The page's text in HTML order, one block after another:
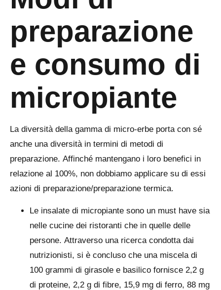
preparazione
e consumo di
micropiante
La diversità della gamma di micro-erbe porta con sé
anche una diversità in termini di metodi di
preparazione. Affinché mantengano i loro benefici in
relazione al 100%, non dobbiamo applicare su di essi
azioni di preparazione/preparazione termica.
Le insalate di micropiante sono un must have sia
nelle cucine dei ristoranti che in quelle delle
persone. Attraverso una ricerca condotta dai
nutrizionisti, si è concluso che una miscela di
100 grammi di girasole e basilico fornisce 2,2 g
di proteine, 2,2 g di fibre, 15,9 mg di ferro, 88 mg